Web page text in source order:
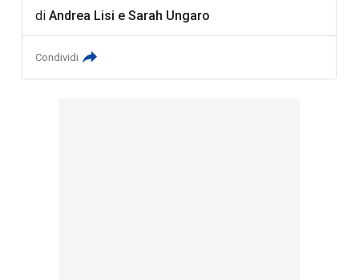
diAndrea Lisi eSarah Ungaro
Condividi